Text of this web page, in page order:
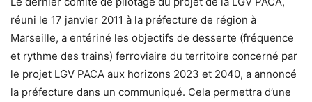
réuni le 17 janvier 2011 à la préfecture de région à
Marseille, a entériné les objectifs de desserte (fréquence
et rythme des trains) ferroviaire du territoire concerné par
le projet LGV PACA aux horizons 2023 et 2040, a annoncé
la préfecture dans un communiqué. Cela permettra d’une